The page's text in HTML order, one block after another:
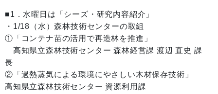
■1．水曜日は「シーズ・研究内容紹介」
・1/18（水）森林技術センターの取組
①「コンテナ苗の活用で再造林を推進」
高知県立森林技術センター 森林経営課 渡辺 直史 課
長
②「過熱蒸気による環境にやさしい木材保存技術」
高知県立森林技術センター 資源利用課